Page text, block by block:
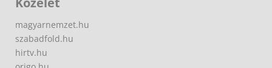
magyarnemzet.hu
szabadfold.hu
hirtv.hu